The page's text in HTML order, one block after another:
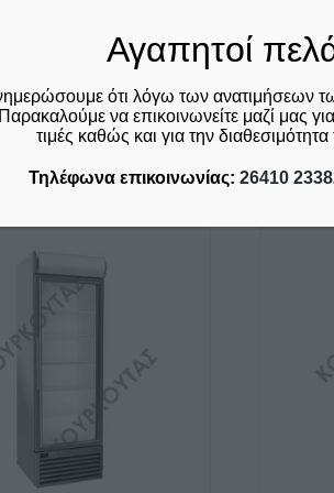
Σχετικά
Αγαπητοί
ότι λόγω των ανατιμήσεων
να επικοινωνείτε μαζί μας
τιμές καθώς και για την
Τηλέφωνα επικοινωνίας: 26410